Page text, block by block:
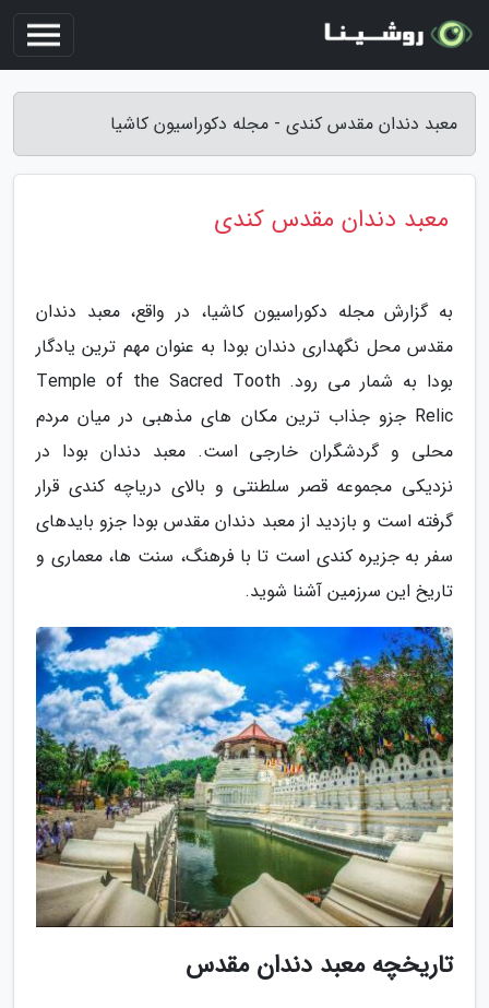
معبد دندان مقدس کندی - مجله دکوراسیون کاشیا
معبد دندان مقدس کندی
به گزارش مجله دکوراسیون کاشیا، در واقع، معبد دندان
مقدس محل نگهداری دندان بودا به عنوان مهم ترین یادگار
بودا به شمار می رود. Temple of the Sacred Tooth
Relic جزو جذاب ترین مکان های مذهبی در میان مردم
محلی و گردشگران خارجی است. معبد دندان بودا در
نزدیکی مجموعه قصر سلطنتی و بالای دریاچه کندی قرار
گرفته است و بازدید از معبد دندان مقدس بودا جزو بایدهای
سفر به جزیره کندی است تا با فرهنگ، سنت ها، معماری و
تاریخ این سرزمین آشنا شوید.
تاریخچه معبد دندان مقدس